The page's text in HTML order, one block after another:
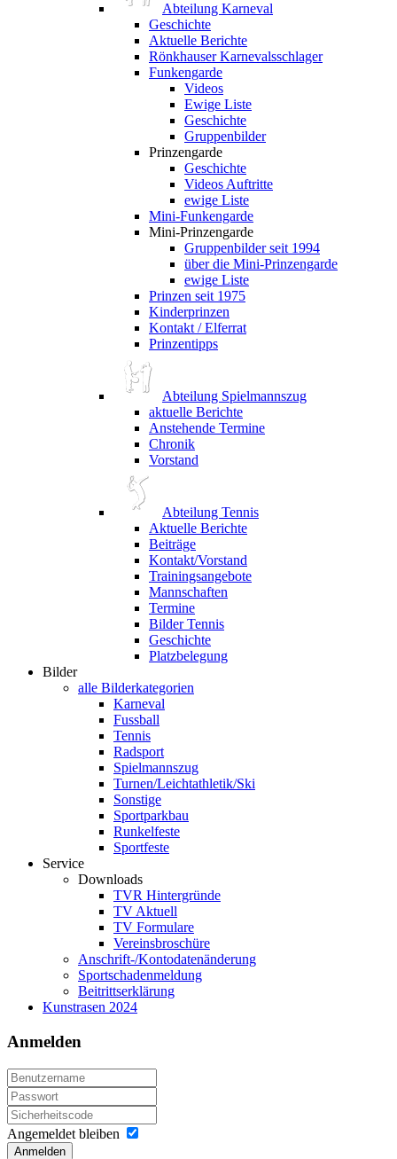
Abteilung Karneval
Geschichte
Aktuelle Berichte
Rönkhauser Karnevalsschlager
Funkengarde
Videos
Ewige Liste
Geschichte
Gruppenbilder
Prinzengarde
Geschichte
Videos Auftritte
ewige Liste
Mini-Funkengarde
Mini-Prinzengarde
Gruppenbilder seit 1994
über die Mini-Prinzengarde
ewige Liste
Prinzen seit 1975
Kinderprinzen
Kontakt / Elferrat
Prinzentipps
Abteilung Spielmannszug
aktuelle Berichte
Anstehende Termine
Chronik
Vorstand
Abteilung Tennis
Aktuelle Berichte
Beiträge
Kontakt/Vorstand
Trainingsangebote
Mannschaften
Termine
Bilder Tennis
Geschichte
Platzbelegung
Bilder
alle Bilderkategorien
Karneval
Fussball
Tennis
Radsport
Spielmannszug
Turnen/Leichtathletik/Ski
Sonstige
Sportparkbau
Runkelfeste
Sportfeste
Service
Downloads
TVR Hintergründe
TV Aktuell
TV Formulare
Vereinsbroschüre
Anschrift-/Kontodatenänderung
Sportschadenmeldung
Beitrittserklärung
Kunstrasen 2024
Anmelden
Angemeldet bleiben
Anmelden